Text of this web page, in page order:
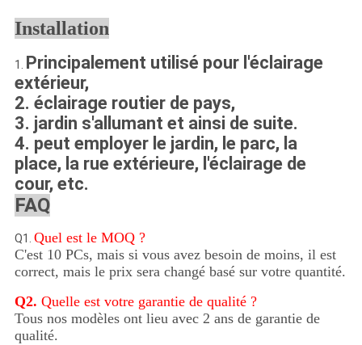
Installation
1. Principalement utilisé pour l'éclairage
extérieur,
2. éclairage routier de pays,
3. jardin s'allumant et ainsi de suite.
4. peut employer le jardin, le parc, la
place, la rue extérieure, l'éclairage de
cour, etc.
FAQ
Q1. Quel est le MOQ ?
C'est 10 PCs, mais si vous avez besoin de moins, il est
correct, mais le prix sera changé basé sur votre quantité.
Q2. Quelle est votre garantie de qualité ?
Tous nos modèles ont lieu avec 2 ans de garantie de
qualité.